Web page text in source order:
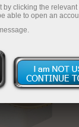
clicking the
able to open an